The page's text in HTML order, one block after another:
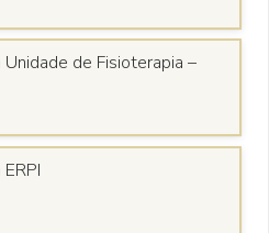
de Fisioterapia –